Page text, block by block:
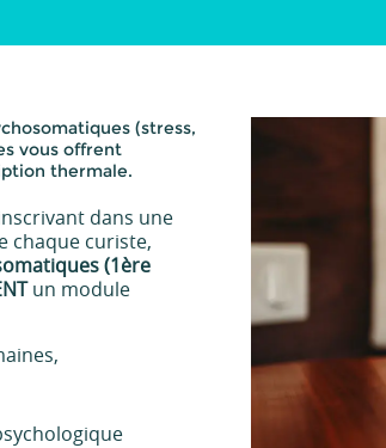
(stress,
vous offrent
thermale.
dans une
chaque curiste,
(1ère
un module